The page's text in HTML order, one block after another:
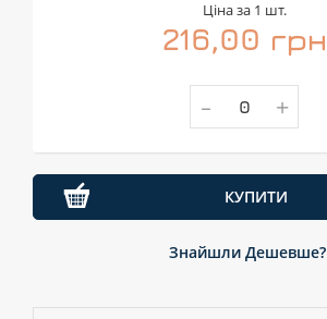
Ціна за 1 шт.
216,00 грн
- +
КУПИТИ
Знайшли Дешевше?